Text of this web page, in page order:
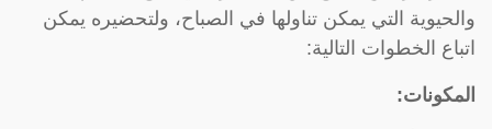
والحيوية التي يمكن تناولها في الصباح، ولتحضيره يمكن
اتباع الخطوات التالية:
المكونات: